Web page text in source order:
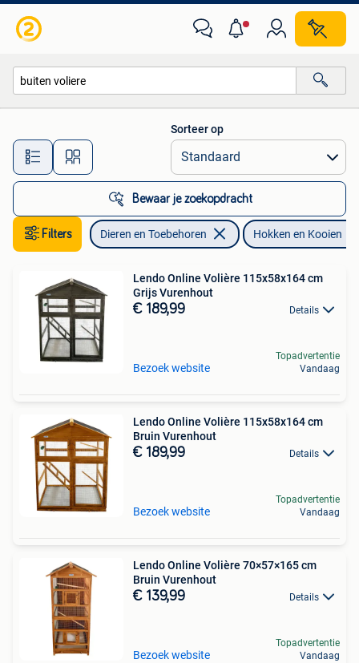
Alle afstanden…
Sorteer op
Bewaar je zoekopdracht
Filters Dieren en Toebehoren Hokken en Kooien
Lendo Online Volière 115x58x164 cm
Grijs Vurenhout
€ 189,99 Details
Bezoek website
Topadvertentie
Vandaag
Lendo Online Volière 115x58x164 cm
Bruin Vurenhout
€ 189,99 Details
Bezoek website
Topadvertentie
Vandaag
Lendo Online Volière 70×57×165 cm
Bruin Vurenhout
€ 139,99 Details
Bezoek website
Topadvertentie
Vandaag